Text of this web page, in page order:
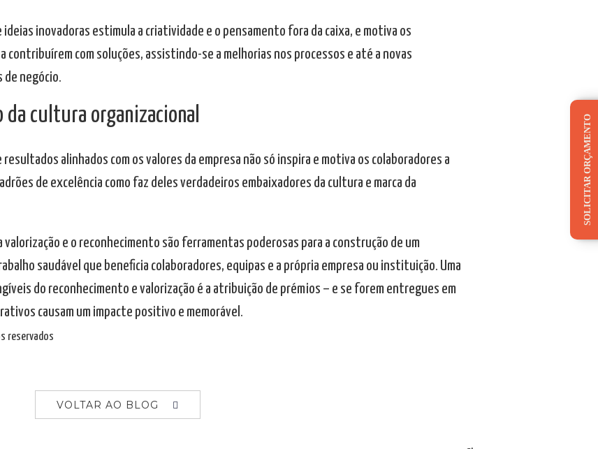
ideias inovadoras estimula a criatividade e o pensamento fora da caixa, e motiva os
contribuírem com soluções, assistindo-se a melhorias nos processos e até a novas
negócio.
da cultura organizacional
resultados alinhados com os valores da empresa não só inspira e motiva os colaboradores a
de excelência como faz deles verdadeiros embaixadores da cultura e marca da
valorização e o reconhecimento são ferramentas poderosas para a construção de um
saudável que beneficia colaboradores, equipas e a própria empresa ou instituição. Uma
do reconhecimento e valorização é a atribuição de prémios – e se forem entregues em
causam um impacte positivo e memorável.
reservados
VOLTAR AO BLOG
SOLICITAR ORÇAMENTO